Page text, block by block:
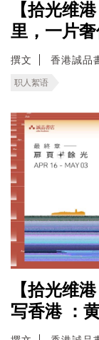
【拾光维
里，一片
撰文 香港誠品
职人絮语
【拾光维
写香港 ：